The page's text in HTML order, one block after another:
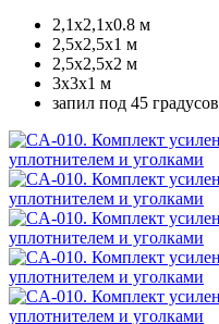
2,1x2,1х0.8 м
2,5x2,5х1 м
2,5х2,5х2 м
3х3х1 м
запил под 45 градусов